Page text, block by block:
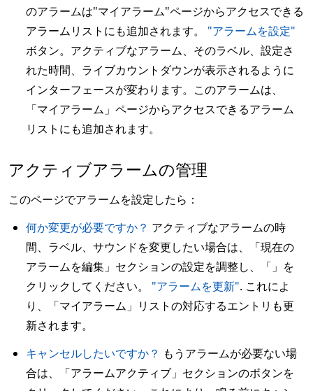
のアラームは"マイアラーム"ページからアクセスできる
アラームリストにも追加されます。 "アラームを設定"
ボタン。アクティブなアラーム、そのラベル、設定さ
れた時間、ライブカウントダウンが表示されるように
インターフェースが変わります。このアラームは、
「マイアラーム」ページからアクセスできるアラーム
リストにも追加されます。
アクティブアラームの管理
このページでアラームを設定したら：
何か変更が必要ですか？ アクティブなアラームの時
間、ラベル、サウンドを変更したい場合は、「現在の
アラームを編集」セクションの設定を調整し、「」を
クリックしてください。 "アラームを更新". これによ
り、「マイアラーム」リストの対応するエントリも更
新されます。
キャンセルしたいですか？ もうアラームが必要ない場
合は、「アラームアクティブ」セクションのボタンを